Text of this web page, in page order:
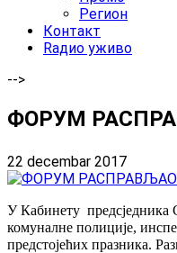
Регион
Контакт
Rадио уживо
-->
ФОРУМ
22 decembar 2017
У Кабинету предсједника
комуналне полиције,
предстојећих празника.